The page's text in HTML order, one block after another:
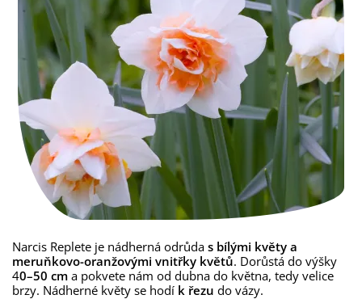
Narcis Replete je nádherná odrůda s bílými květy a
meruňkovo-oranžovými vnitřky květů. Dorůstá do výšky
40–50 cm a pokvete nám od dubna do května, tedy velice
brzy. Nádherné květy se hodí k řezu do vázy.